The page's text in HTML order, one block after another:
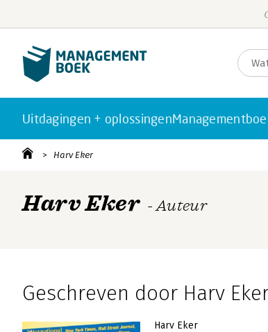
Uitdagingen + oplossingen
Harv Eker
Harv Eker - Auteur
Geschreven door Harv
Harv Eker